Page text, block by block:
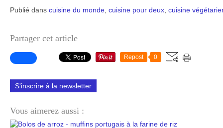
Publié dans cuisine du monde cuisine pour deux cuisine
Partager cet article
Repost 0
S'inscrire à la newsletter
Vous aimerez aussi :